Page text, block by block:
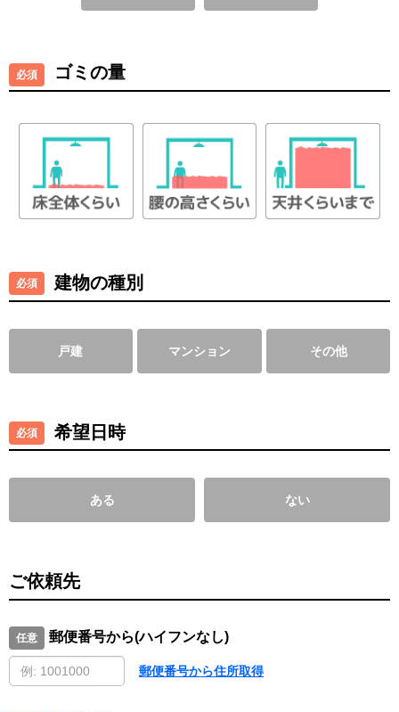
ゴミの量
建物の種別
戸建 マンション その他
希望日時
ある ない
ご依頼先
郵便番号から(ハイフンなし)
郵便番号から住所取得